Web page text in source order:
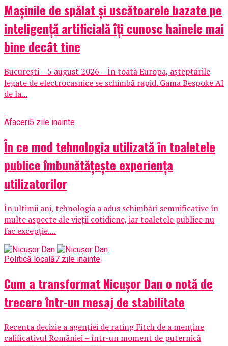
Mașinile de spălat și uscătoarele bazate pe
inteligență artificială îți cunosc hainele mai
bine decât tine
București – 5 august 2026 – În toată Europa, așteptările
legate de electrocasnice se schimbă rapid. Gama Bespoke AI
de la...
Afaceri5 zile inainte
În ce mod tehnologia utilizată în toaletele
publice îmbunătățește experiența
utilizatorilor
În ultimii ani, tehnologia a adus schimbări semnificative în
multe aspecte ale vieții cotidiene, iar toaletele publice nu
fac excepție....
Politică locală7 zile inainte
Cum a transformat Nicușor Dan o notă de
trecere într-un mesaj de stabilitate
Recenta decizie a agenției de rating Fitch de a menține
calificativul României – într-un moment de puternică